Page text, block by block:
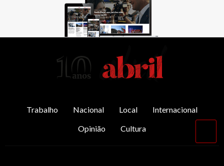
Trabalho Nacional Local
Internacional
Opinião
Cultura